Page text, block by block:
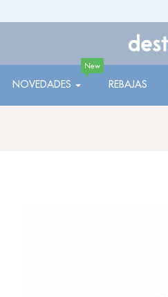
NOVEDADES
New
REBAJAS